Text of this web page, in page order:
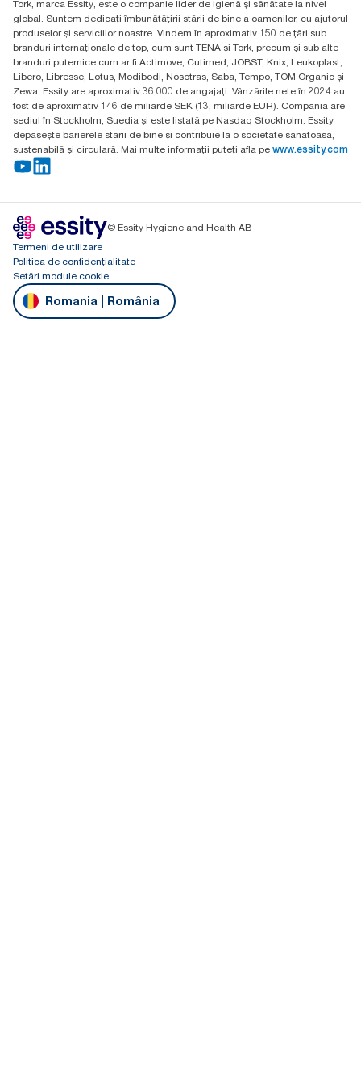
Budakeszi út 51.
Tork, marca Essity, este o companie lider de igienă și sănătate la nivel
global. Suntem dedicați îmbunătățirii stării de bine a oamenilor, cu ajutorul
produselor și serviciilor noastre. Vindem în aproximativ 150 de țări sub
branduri internaționale de top, cum sunt TENA și Tork, precum și sub alte
branduri puternice cum ar fi Actimove, Cutimed, JOBST, Knix, Leukoplast,
Libero, Libresse, Lotus, Modibodi, Nosotras, Saba, Tempo, TOM Organic și
Zewa. Essity are aproximativ 36.000 de angajați. Vânzările nete în 2024 au
fost de aproximativ 146 de miliarde SEK (13, miliarde EUR). Compania are
sediul în Stockholm, Suedia și este listată pe Nasdaq Stockholm. Essity
depășește barierele stării de bine și contribuie la o societate sănătoasă,
sustenabilă și circulară. Mai multe informații puteți afla pe www.essity.com
© Essity Hygiene and Health AB
Termeni de utilizare
Politica de confidențialitate
Setări module cookie
Romania | România